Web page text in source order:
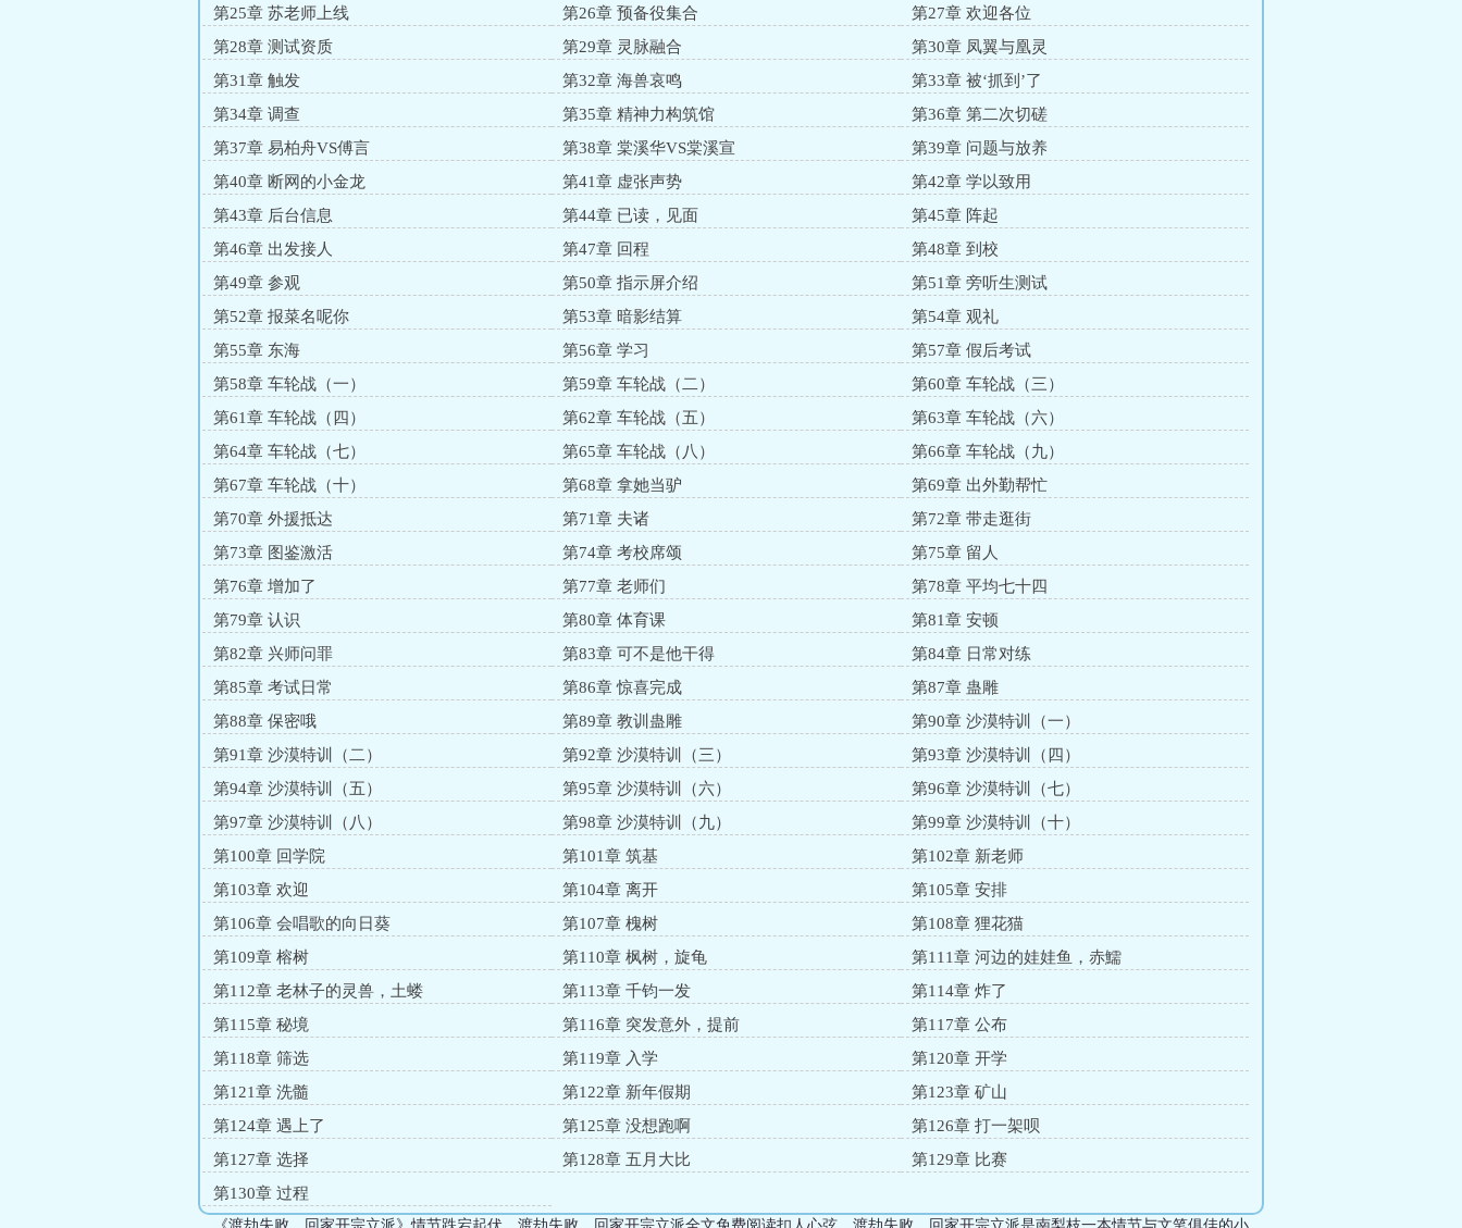
第25章 苏老师上线
第26章 预备役集合
第27章 欢迎各位
第28章 测试资质
第29章 灵脉融合
第30章 凤翼与凰灵
第31章 触发
第32章 海兽哀鸣
第33章 被‘抓到’了
第34章 调查
第35章 精神力构筑馆
第36章 第二次切磋
第37章 易柏舟VS傅言
第38章 棠溪华VS棠溪宣
第39章 问题与放养
第40章 断网的小金龙
第41章 虚张声势
第42章 学以致用
第43章 后台信息
第44章 已读，见面
第45章 阵起
第46章 出发接人
第47章 回程
第48章 到校
第49章 参观
第50章 指示屏介绍
第51章 旁听生测试
第52章 报菜名呢你
第53章 暗影结算
第54章 观礼
第55章 东海
第56章 学习
第57章 假后考试
第58章 车轮战（一）
第59章 车轮战（二）
第60章 车轮战（三）
第61章 车轮战（四）
第62章 车轮战（五）
第63章 车轮战（六）
第64章 车轮战（七）
第65章 车轮战（八）
第66章 车轮战（九）
第67章 车轮战（十）
第68章 拿她当驴
第69章 出外勤帮忙
第70章 外援抵达
第71章 夫诸
第72章 带走逛街
第73章 图鉴激活
第74章 考校席颂
第75章 留人
第76章 增加了
第77章 老师们
第78章 平均七十四
第79章 认识
第80章 体育课
第81章 安顿
第82章 兴师问罪
第83章 可不是他干得
第84章 日常对练
第85章 考试日常
第86章 惊喜完成
第87章 蛊雕
第88章 保密哦
第89章 教训蛊雕
第90章 沙漠特训（一）
第91章 沙漠特训（二）
第92章 沙漠特训（三）
第93章 沙漠特训（四）
第94章 沙漠特训（五）
第95章 沙漠特训（六）
第96章 沙漠特训（七）
第97章 沙漠特训（八）
第98章 沙漠特训（九）
第99章 沙漠特训（十）
第100章 回学院
第101章 筑基
第102章 新老师
第103章 欢迎
第104章 离开
第105章 安排
第106章 会唱歌的向日葵
第107章 槐树
第108章 狸花猫
第109章 榕树
第110章 枫树，旋龟
第111章 河边的娃娃鱼，赤鱬
第112章 老林子的灵兽，土蝼
第113章 千钧一发
第114章 炸了
第115章 秘境
第116章 突发意外，提前
第117章 公布
第118章 筛选
第119章 入学
第120章 开学
第121章 洗髓
第122章 新年假期
第123章 矿山
第124章 遇上了
第125章 没想跑啊
第126章 打一架呗
第127章 选择
第128章 五月大比
第129章 比赛
第130章 过程